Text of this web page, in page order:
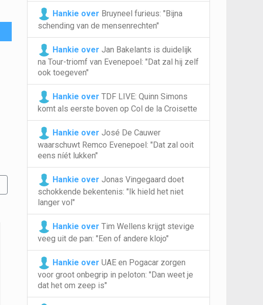
Hankie over Bruyneel furieus: "Bijna
schending van de mensenrechten"
Hankie over Jan Bakelants is duidelijk
na Tour-triomf van Evenepoel: "Dat zal hij zelf
ook toegeven"
Hankie over TDF LIVE: Quinn Simons
komt als eerste boven op Col de la Croisette
Hankie over José De Cauwer
waarschuwt Remco Evenepoel: "Dat zal ooit
eens níét lukken"
Hankie over Jonas Vingegaard doet
schokkende bekentenis: "Ik hield het niet
langer vol"
Hankie over Tim Wellens krijgt stevige
veeg uit de pan: "Een of andere klojo"
Hankie over UAE en Pogacar zorgen
voor groot onbegrip in peloton: "Dan weet je
dat het om zeep is"